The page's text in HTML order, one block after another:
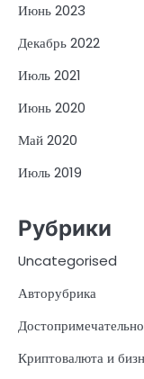
Июнь 2023
Декабрь 2022
Июль 2021
Июнь 2020
Май 2020
Июль 2019
Рубрики
Uncategorised
Авторубрика
Криптовалюта и